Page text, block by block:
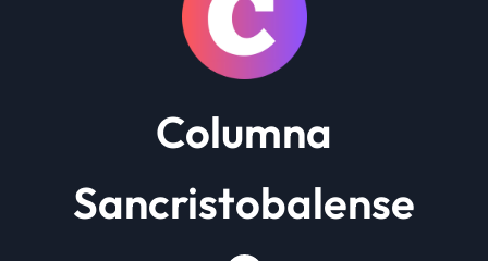
Columna
Sancristobalense